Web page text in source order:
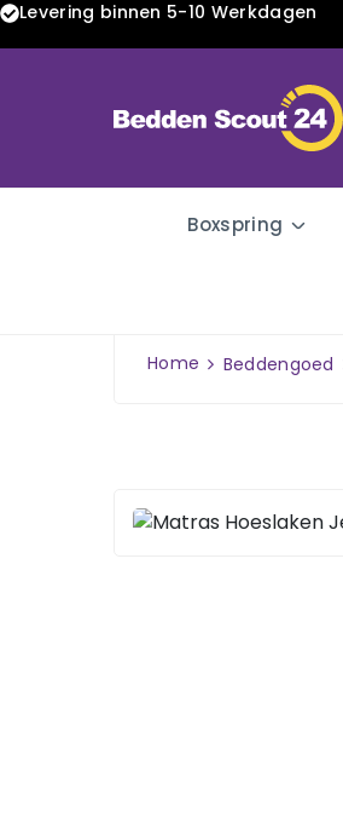
Levering binnen 5-10 Werkdagen
Boxspring
Home Beddengoed